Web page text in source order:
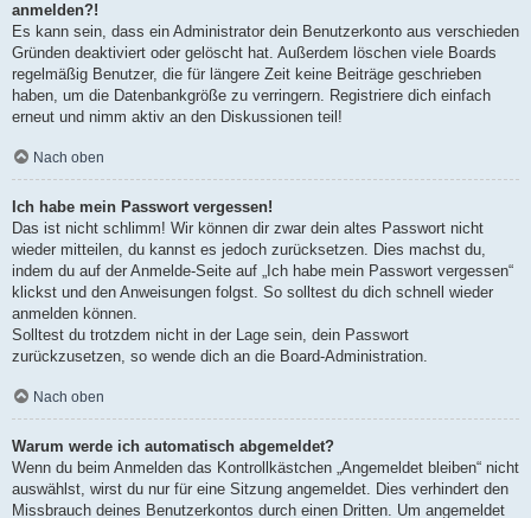
anmelden?!
Es kann sein, dass ein Administrator dein Benutzerkonto aus verschieden
Gründen deaktiviert oder gelöscht hat. Außerdem löschen viele Boards
regelmäßig Benutzer, die für längere Zeit keine Beiträge geschrieben
haben, um die Datenbankgröße zu verringern. Registriere dich einfach
erneut und nimm aktiv an den Diskussionen teil!
Nach oben
Ich habe mein Passwort vergessen!
Das ist nicht schlimm! Wir können dir zwar dein altes Passwort nicht
wieder mitteilen, du kannst es jedoch zurücksetzen. Dies machst du,
indem du auf der Anmelde-Seite auf „Ich habe mein Passwort vergessen“
klickst und den Anweisungen folgst. So solltest du dich schnell wieder
anmelden können.
Solltest du trotzdem nicht in der Lage sein, dein Passwort
zurückzusetzen, so wende dich an die Board-Administration.
Nach oben
Warum werde ich automatisch abgemeldet?
Wenn du beim Anmelden das Kontrollkästchen „Angemeldet bleiben“ nicht
auswählst, wirst du nur für eine Sitzung angemeldet. Dies verhindert den
Missbrauch deines Benutzerkontos durch einen Dritten. Um angemeldet